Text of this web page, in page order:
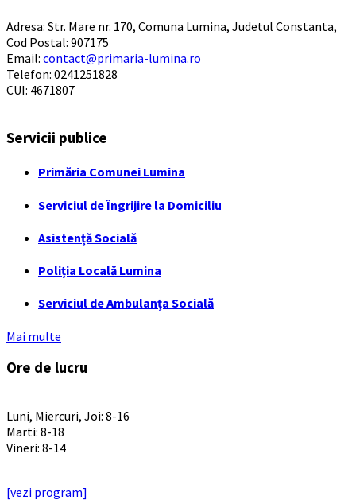
Adresa: Str. Mare nr. 170, Comuna Lumina, Judetul Constanta,
Cod Postal: 907175
Email: contact@primaria-lumina.ro
Telefon: 0241251828
CUI: 4671807
Servicii publice
Primăria Comunei Lumina
Serviciul de Îngrijire la Domiciliu
Asistență Socială
Poliția Locală Lumina
Serviciul de Ambulanța Socială
Mai multe
Ore de lucru
Luni, Miercuri, Joi: 8-16
Marti: 8-18
Vineri: 8-14
[vezi program]